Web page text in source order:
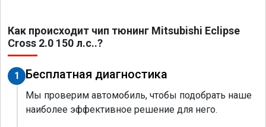
Как происходит чип тюнинг Mitsubishi Eclipse
Cross 2.0 150 л.с..?
1 Бесплатная диагностика
Мы проверим автомобиль, чтобы подобрать наше
наиболее эффективное решение для него.